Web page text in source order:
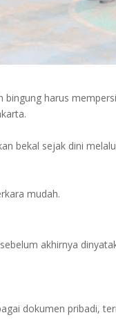
harus
bekal sejak dini
mudah.
akhirnya
dokumen pribadi,